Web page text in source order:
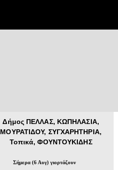
Δήμος ΠΕΛΛΑΣ, ΚΩΠΗΛΑΣΙΑ,
ΜΟΥΡΑΤΙΔΟΥ, ΣΥΓΧΑΡΗΤΗΡΙΑ,
Τοπικά,ΦΟΥΝΤΟΥΚΙΔΗΣ
Σήμερα (6 Αυγ) γιορτάζουν